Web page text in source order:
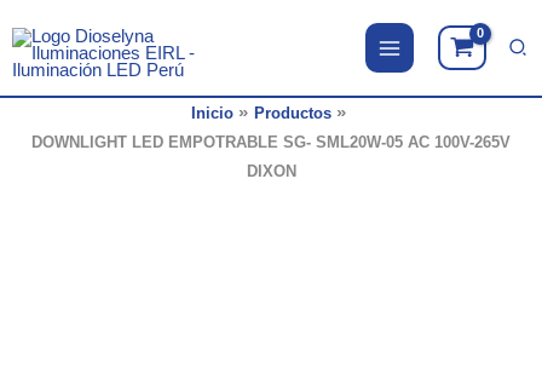
contenido
Inicio
Productos
DOWNLIGHT LED EMPOTRABLE SG- SML20W-05 AC 100V-265V
DIXON